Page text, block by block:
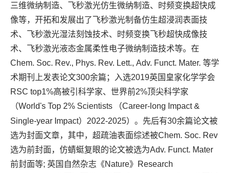
三维微纳制造、飞秒激光仿生微纳制造、
时频变换超快成
像等，开拓和发展出了飞秒激光制备仿生超浸润表面技
术、飞秒激光湿法刻蚀技术、时频变换飞秒超快成像技
术、飞秒激光液态金属柔性电子微纳制造技术等。 在
Chem. Soc. Rev., Phys. Rev. Lett., Adv. Funct. Mater. 等学
术期刊上发表论文300余篇 ；入选2019英国皇家化学学会
RSC top1%高被引科学家、世界前2%顶尖科学家
（World's Top 2% Scientists
（Career-long Impact &
Single-year Impact）2022-2025）。 先后有30余篇论文被
选为封面文章，其中，超疏油表面综述被Chem. Soc. Rev
选为前封面，仿蜻蜓复眼的论文被选为Adv. Funct. Mater
前封面等; 英国自然杂志《Nature》 Research